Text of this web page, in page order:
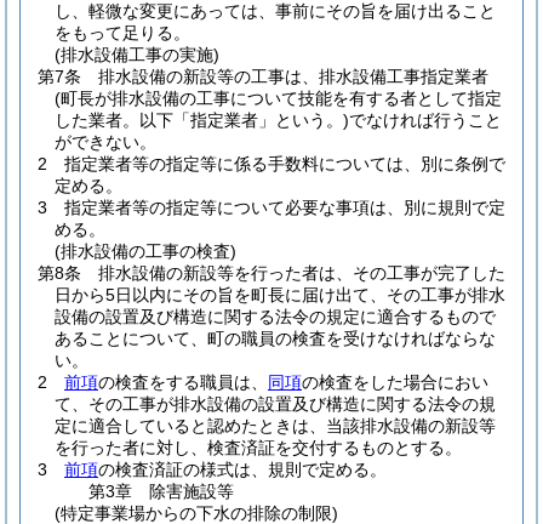
し、軽微な変更にあっては、事前にその旨を届け出ること
をもって足りる。
(排水設備工事の実施)
第7条
排水設備の新設等の工事は、排水設備工事指定業者
(町長が排水設備の工事について技能を有する者として指定
した業者。以下「指定業者」という。)でなければ行うこと
ができない。
2
指定業者等の指定等に係る手数料については、別に条例で
定める。
3
指定業者等の指定等について必要な事項は、別に規則で定
める。
(排水設備の工事の検査)
第8条
排水設備の新設等を行った者は、その工事が完了した
日から5日以内にその旨を町長に届け出て、その工事が排水
設備の設置及び構造に関する法令の規定に適合するもので
あることについて、町の職員の検査を受けなければならな
い。
2
前項の検査をする職員は、 同項の検査をした場合におい
て、その工事が排水設備の設置及び構造に関する法令の規
定に適合していると認めたときは、当該排水設備の新設等
を行った者に対し、検査済証を交付するものとする。
3
前項の検査済証の様式は、規則で定める。
第3章
除害施設等
(特定事業場からの下水の排除の制限)